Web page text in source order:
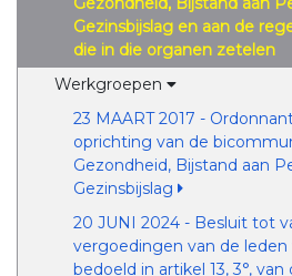
Gezinsbijslag en aan de
die in die organen zetelen
Werkgroepen
23 MAART 2017 -
oprichting van de
Gezondheid, Bijstand aan
Gezinsbijslag
20 JUNI 2024 - Besluit tot
vergoedingen van de
bedoeld in artikel 13, 3°,